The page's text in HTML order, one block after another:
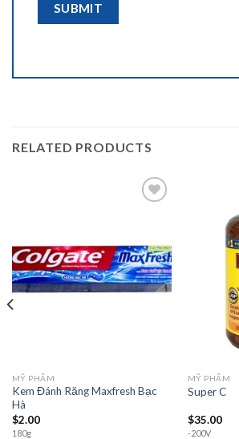
RELATED PRODUCTS
wishlist
MỸ PHẨM
Kem Đánh Răng Maxfresh Bạc
Hà
$2.00
180g
MỸ PHẨM
Super C
$35.00
-200V